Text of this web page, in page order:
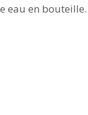
eau en bouteille.